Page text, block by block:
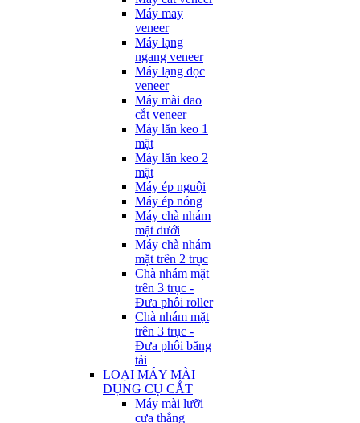
Máy may
veneer
Máy lạng
ngang veneer
Máy lạng dọc
veneer
Máy mài dao
cắt veneer
Máy lăn keo 1
mặt
Máy lăn keo 2
mặt
Máy ép nguội
Máy ép nóng
Máy chà nhám
mặt dưới
Máy chà nhám
mặt trên 2 trục
Chà nhám mặt
trên 3 trục -
Đưa phôi roller
Chà nhám mặt
trên 3 trục -
Đưa phôi băng
tải
LOẠI MÁY MÀI
DỤNG CỤ CẮT
Máy mài lưỡi
cưa thẳng